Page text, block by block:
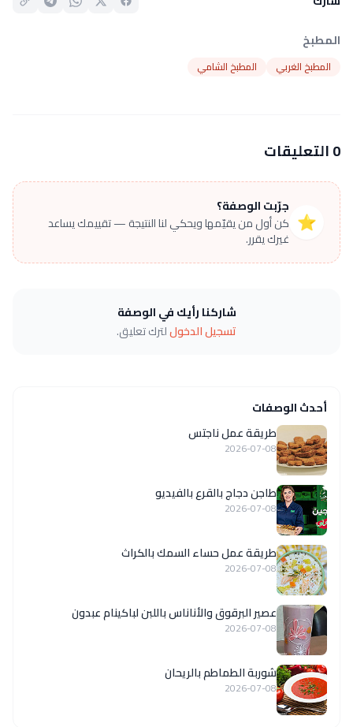
المطبخ
المطبخ الغربي المطبخ الشامي
0 التعليقات
⭐
جرّبت الوصفة؟
كن أول من يقيّمها ويحكي لنا النتيجة — تقييمك يساعد
غيرك يقرر.
شاركنا رأيك في الوصفة
تسجيل الدخوللترك تعليق.
أحدث الوصفات
طريقة عمل ناجتس
2026-07-08
طاجن دجاج بالقرع بالفيديو
2026-07-08
طريقة عمل حساء السمك بالكراث
2026-07-08
عصير البرقوق والأناناس باللبن لباكينام عبدون
2026-07-08
شوربة الطماطم بالريحان
2026-07-08